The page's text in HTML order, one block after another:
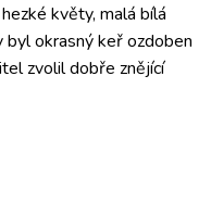
květy, malá bílá
okrasný keř ozdoben
zvolil dobře znějící